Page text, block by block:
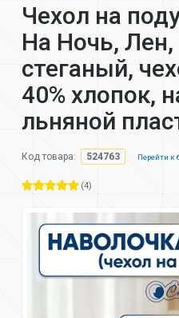
Чехол на
На Ночь, Лен,
стеганый,
40% хлопок,
льняной
Код товара: 524763 Перейти к
(4)